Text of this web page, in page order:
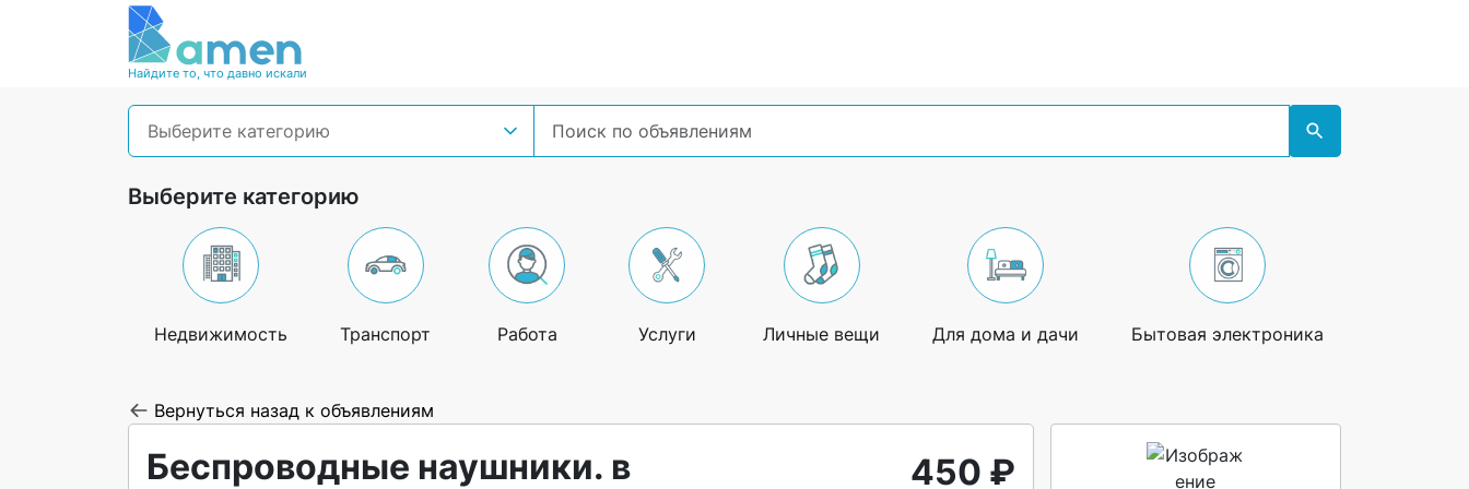
Найдите то, что давно искали
Выберите категорию
Выберите категорию
Недвижимость Транспорт Работа Услуги Личные вещи Для дома и дачи Бытовая электроника
Вернуться назад к объявлениям
Беспроводные наушники. в
450 ₽